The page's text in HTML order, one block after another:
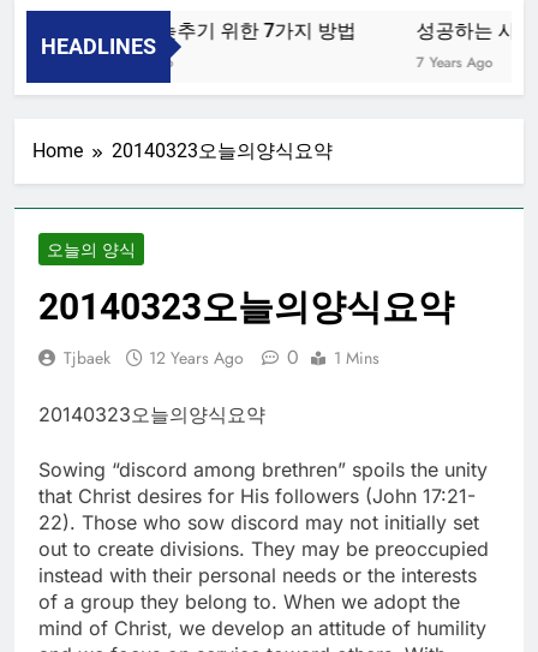
HEADLINES
노화를 늦추기 위한 7가지 방법 성공하는 사람
7 Years Ago
Home 20140323오늘의양식요약
오늘의 양식
20140323오늘의양식요약
Tjbaek 12 Years Ago 0 1 Mins
20140323오늘의양식요약
Sowing “discord among brethren” spoils the unity
that Christ desires for His followers (John 17:21-
22). Those who sow discord may not initially set
out to create divisions. They may be preoccupied
instead with their personal needs or the interests
of a group they belong to. When we adopt the
mind of Christ, we develop an attitude of humility